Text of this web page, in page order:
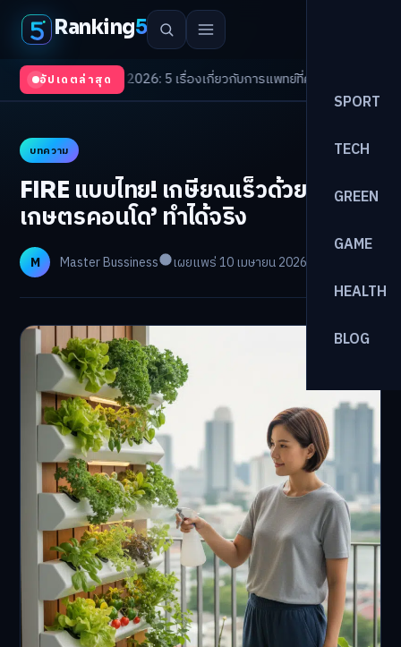
Ranking5
SPORT
TECH
GREEN
GAME
HEALTH
BLOG
อัปเดตล่าสุด
Trends 2026: 5 เรื่องเกี่ยวกับการแพทย์ที่ควรรู้/ดอกเบี้ยขาขึ้นรอบใหม่!
บทความ
FIRE แบบไทย! เกษียณเร็วด้วย ‘สวน
เกษตรคอนโด’ ทำได้จริง
M Master Bussiness เผยแพร่ 10 เมษายน 2026